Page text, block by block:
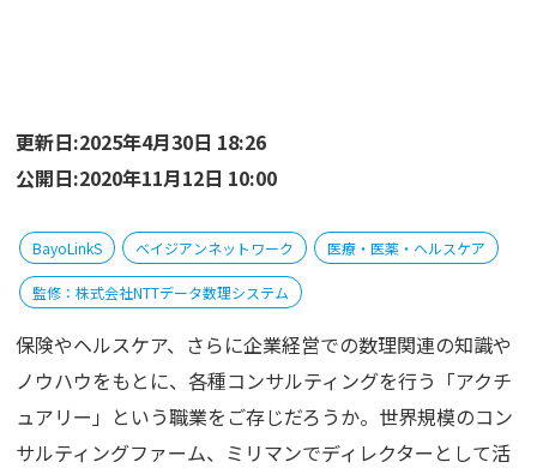
更新日:2025年4月30日 18:26
公開日:2020年11月12日 10:00
BayoLinkS ベイジアンネットワーク 医療・医薬・ヘルスケア
監修：株式会社NTTデータ数理システム
保険やヘルスケア、さらに企業経営での数理関連の知識や
ノウハウをもとに、各種コンサルティングを行う「アクチ
ュアリー」という職業をご存じだろうか。世界規模のコン
サルティングファーム、ミリマンでディレクターとして活